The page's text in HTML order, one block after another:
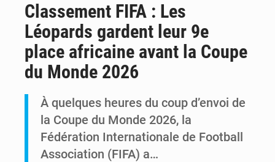
RDC : Raïssa Malu lance les préparatifs d’une Table ronde nationale sur l’éducation inclusive des enfants handicapés
Classement FIFA : Les
Léopards gardent leur 9e
place africaine avant la Coupe
du Monde 2026
À quelques heures du coup d’envoi de
la Coupe du Monde 2026, la
Fédération Internationale de Football
Association (FIFA) a…